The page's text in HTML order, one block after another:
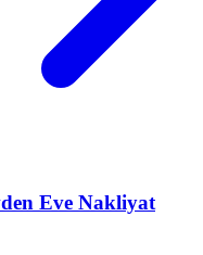
Eve Nakliyat